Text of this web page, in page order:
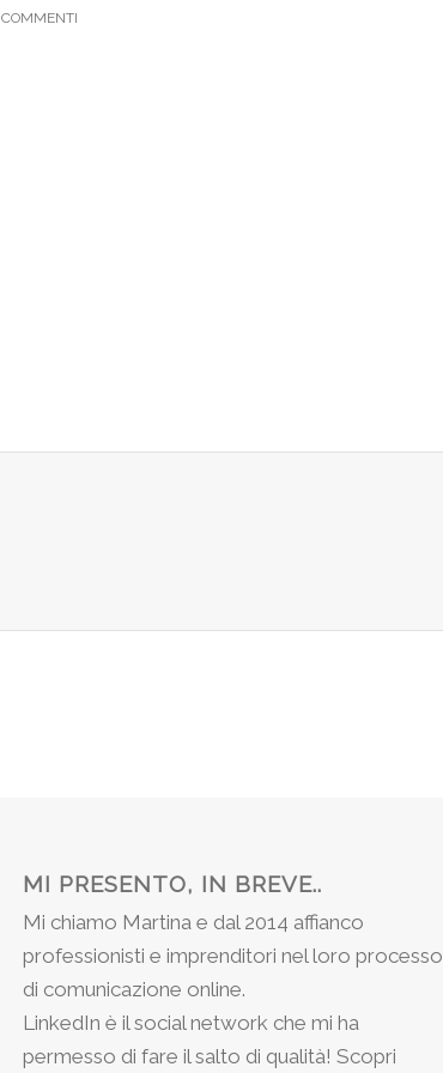
COMMENTI
MI PRESENTO, IN BREVE..
Mi chiamo Martina e dal 2014 affianco
professionisti e imprenditori nel loro processo
di comunicazione online.
LinkedIn è il social network che mi ha
permesso di fare il salto di qualità! Scopri